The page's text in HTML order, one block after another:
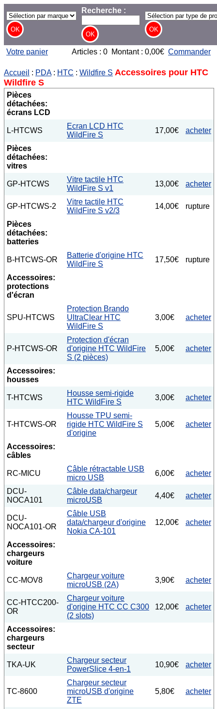
Recherche :
Votre panier Articles : 0 Montant : 0,00€ Commander
Accueil : PDA: HTC : Wildfire S Accessoires pour HTC
Wildfire S
Pièces
détachées:
écrans LCD
L-HTCWS
Ecran LCD HTC
WildFire S
17,00€ acheter
Pièces
détachées:
vitres
GP-HTCWS
Vitre tactile HTC
WildFire S v1
13,00€ acheter
GP-HTCWS-2
Vitre tactile HTC
WildFire S v2/3
14,00€ rupture
Pièces
détachées:
batteries
B-HTCWS-OR
Batterie d'origine HTC
WildFire S
17,50€ rupture
Accessoires:
protections
d'écran
SPU-HTCWS
Protection Brando
UltraClear HTC
WildFire S
3,00€ acheter
P-HTCWS-OR
Protection d'écran
d'origine HTC WildFire
S (2 pièces)
5,00€ acheter
Accessoires:
housses
T-HTCWS
Housse semi-rigide
HTC WildFire S
3,00€ acheter
T-HTCWS-OR
Housse TPU semi-
rigide HTC WildFire S
d'origine
5,00€ acheter
Accessoires:
câbles
RC-MICU
Câble rétractable USB
micro USB
6,00€ acheter
DCU-
NOCA101
Câble data/chargeur
microUSB
4,40€ acheter
DCU-
NOCA101-OR
Câble USB
data/chargeur d'origine
Nokia CA-101
12,00€ acheter
Accessoires:
chargeurs
voiture
CC-MOV8
Chargeur voiture
microUSB (2A)
3,90€ acheter
CC-HTCC200-
OR
Chargeur voiture
d'origine HTC CC C300
(2 slots)
12,00€ acheter
Accessoires:
chargeurs
secteur
TKA-UK
Chargeur secteur
PowerSlice 4-en-1
10,90€ acheter
TC-8600
Chargeur secteur
microUSB d'origine
ZTE
5,80€ acheter